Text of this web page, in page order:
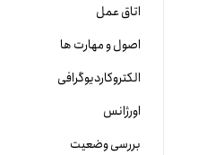
اتاق عمل
اصول و مهارت ها
الکتروکاردیوگرافی
اورژانس
بررسی وضعیت